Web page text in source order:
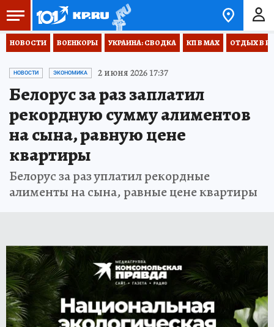
НОВОСТИ ВОЕНКОРЫ УКРАИНА: СВОДКА КП В МАХ ОТДЫХ В
НОВОСТИ ЭКОНОМИКА 2 июня 2026 17:37
Белорус за раз заплатил
рекордную сумму алиментов
на сына, равную цене
квартиры
Белорус за раз уплатил рекордные
алименты на сына, равные цене квартиры